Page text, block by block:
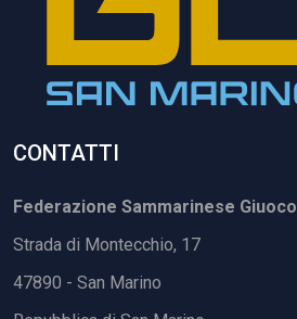
CONTATTI
Federazione Sammarinese
Strada di Montecchio, 17
47890 - San Marino